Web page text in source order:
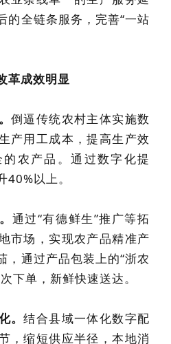
的全链条服务，完善“一站
革成效明显
倒逼传统农村主体实施数
产用工成本，提高生产效
的农产品。通过数字化提
40%以上。
通过“有德鲜生”推广等拓
市场，实现农产品精准产
，通过产品包装上的“浙农
下单，新鲜快速送达。
。结合县域一体化数字配
，缩短供应半径，本地消